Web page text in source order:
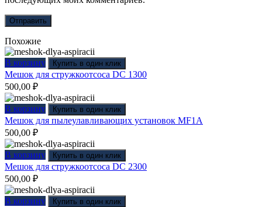
Похожие
В корзину Купить в один клик
Мешок для стружкоотсоса DC 1300
500,00 ₽
В корзину Купить в один клик
Мешок для пылеулавливающих установок MF1A
500,00 ₽
В корзину Купить в один клик
Мешок для стружкоотсоса DC 2300
500,00 ₽
В корзину Купить в один клик